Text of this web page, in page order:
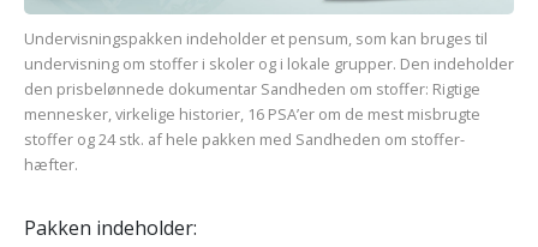
Undervisningspakken indeholder et pensum, som kan bruges til
undervisning om stoffer i skoler og i lokale grupper. Den indeholder
den prisbelønnede dokumentar Sandheden om stoffer: Rigtige
mennesker, virkelige historier, 16 PSA’er om de mest misbrugte
stoffer og 24 stk. af hele pakken med Sandheden om stoffer-
hæfter.
Pakken indeholder: